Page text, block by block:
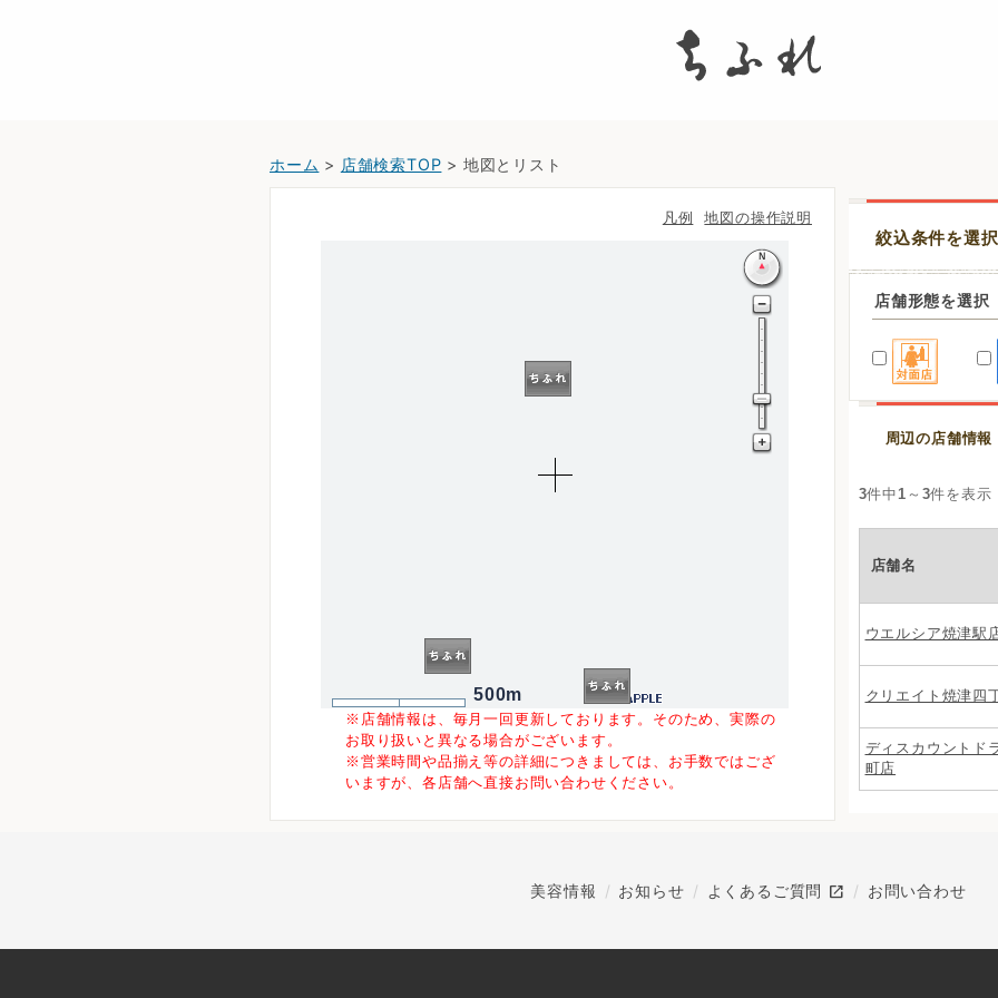
ホーム > 店舗検索TOP > 地図とリスト
凡例 地図の操作説明
500m
※店舗情報は、毎月一回更新しております。そのため、実際の
お取り扱いと異なる場合がございます。
※営業時間や品揃え等の詳細につきましては、お手数ではござ
いますが、各店舗へ直接お問い合わせください。
絞込条件を選
店舗形態を選択
周辺の店舗情報
3件中 1 ～ 3件を表示
店舗名
ウエルシア焼津駅
クリエイト焼津四
ディスカウントド
町店
美容情報 お知らせ よくあるご質問 open_in_new お問い合わせ